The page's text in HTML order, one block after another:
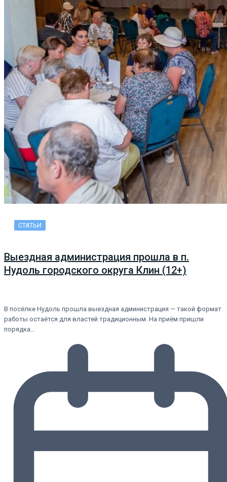
СТАТЬИ
Выездная администрация прошла в п.
Нудоль городского округа Клин (12+)
В посёлке Нудоль прошла выездная администрация — такой формат
работы остаётся для властей традиционным. На приём пришли
порядка…